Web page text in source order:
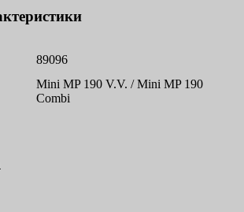
89096
Mini MP 190 V.V. / Mini MP 190
Combi